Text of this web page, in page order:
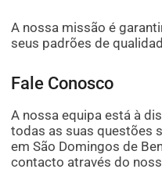
A nossa missão é
seus padrões de
Fale Conosco
A nossa equipa está à
todas as suas questões
em São Domingos de
contacto através do